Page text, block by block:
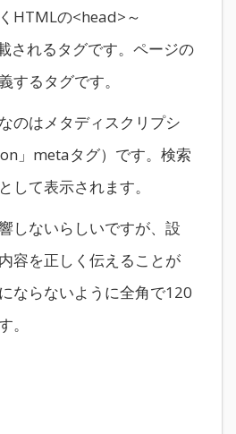
HTMLの<head>～
されるタグです。ページの
するタグです。
のはメタディスクリプシ
」metaタグ）です。検索
して表示されます。
しないらしいですが、設
容を正しく伝えることが
ならないように全角で120
。